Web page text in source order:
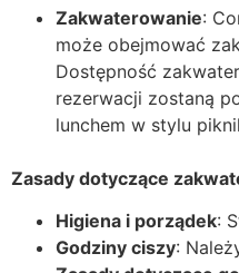
Zakwaterowanie:
może obejmować
Dostępność
rezerwacji zostaną
lunchem w stylu
Zasady dotyczące
Higiena i porządek:
Godziny ciszy: